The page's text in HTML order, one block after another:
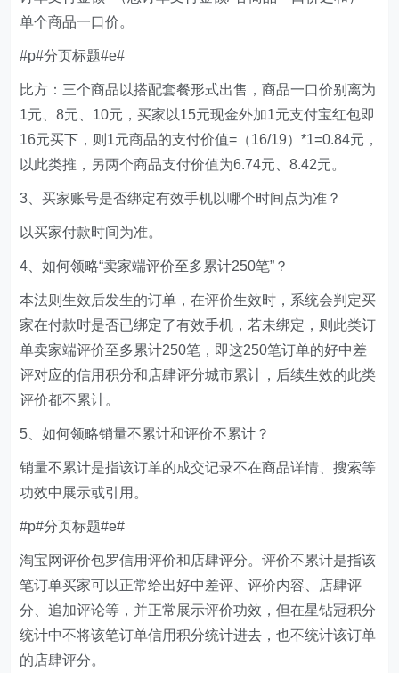
单个商品一口价。
#p#分页标题#e#
比方：三个商品以搭配套餐形式出售，商品一口价别离为
1元、8元、10元，买家以15元现金外加1元支付宝红包即
16元买下，则1元商品的支付价值=（16/19）*1=0.84元，
以此类推，另两个商品支付价值为6.74元、8.42元。
3、买家账号是否绑定有效手机以哪个时间点为准？
以买家付款时间为准。
4、如何领略“卖家端评价至多累计250笔”？
本法则生效后发生的订单，在评价生效时，系统会判定买
家在付款时是否已绑定了有效手机，若未绑定，则此类订
单卖家端评价至多累计250笔，即这250笔订单的好中差
评对应的信用积分和店肆评分城市累计，后续生效的此类
评价都不累计。
5、如何领略销量不累计和评价不累计？
销量不累计是指该订单的成交记录不在商品详情、搜索等
功效中展示或引用。
#p#分页标题#e#
淘宝网评价包罗信用评价和店肆评分。评价不累计是指该
笔订单买家可以正常给出好中差评、评价内容、店肆评
分、追加评论等，并正常展示评价功效，但在星钻冠积分
统计中不将该笔订单信用积分统计进去，也不统计该订单
的店肆评分。